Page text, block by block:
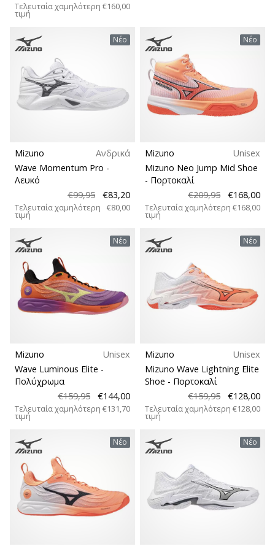
Τελευταία χαμηλότερη
τιμή
€160,00
Νέο
Mizuno
Ανδρικά
Wave Momentum Pro -
Λευκό
€99,95
€83,20
Τελευταία χαμηλότερη
τιμή
€80,00
Νέο
Mizuno
Unisex
Mizuno Neo Jump Mid Shoe
- Πορτοκαλί
€209,95
€168,00
Τελευταία χαμηλότερη
τιμή
€168,00
Νέο
Mizuno
Unisex
Wave Luminous Elite -
Πολύχρωμα
€159,95
€144,00
Τελευταία χαμηλότερη
τιμή
€131,70
Νέο
Mizuno
Unisex
Mizuno Wave Lightning Elite
Shoe - Πορτοκαλί
€159,95
€128,00
Τελευταία χαμηλότερη
τιμή
€128,00
Νέο Νέο